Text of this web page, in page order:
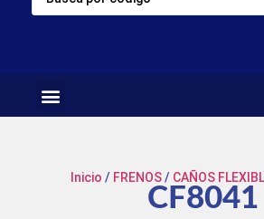
Inicio / FRENOS/ CAÑOS
CF8041